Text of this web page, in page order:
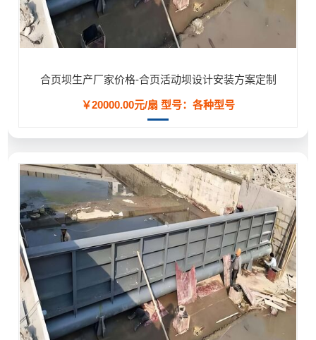
合页坝生产厂家价格-合页活动坝设计安装方案定制
￥20000.00元/扇 型号：各种型号